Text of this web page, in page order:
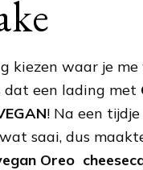
kiezen waar je
dat een lading met
! Na een
saai, dus
Oreo c